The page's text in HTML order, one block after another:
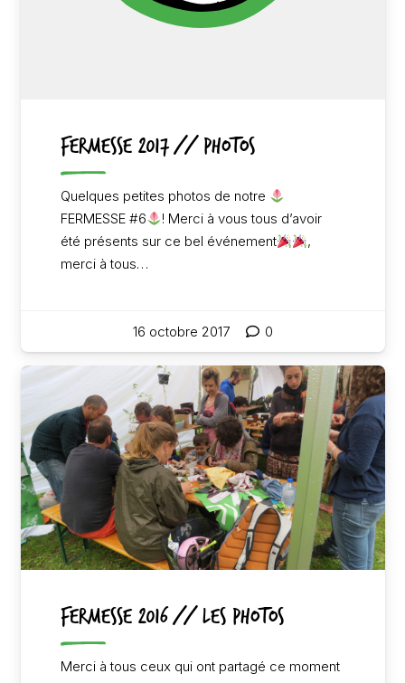
FERMESSE 2017 // PHOTOS
Quelques petites photos de notre
FERMESSE #6
! Merci à vous tous d’avoir
été présents sur ce bel événement
,
merci à tous…
16 octobre 2017 0
FERMESSE 2016 // LES PHOTOS
Merci à tous ceux qui ont partagé ce moment